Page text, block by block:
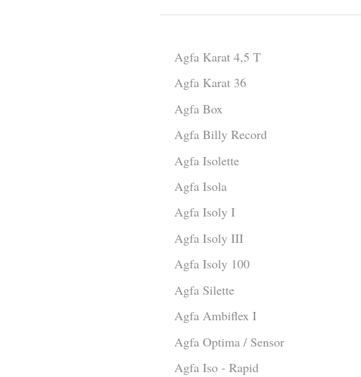
Agfa Karat 4,5 T
Agfa Karat 36
Agfa Box
Agfa Billy Record
Agfa Isolette
Agfa Isola
Agfa Isoly I
Agfa Isoly III
Agfa Isoly 100
Agfa Silette
Agfa Ambiflex I
Agfa Optima / Sensor
Agfa Iso - Rapid